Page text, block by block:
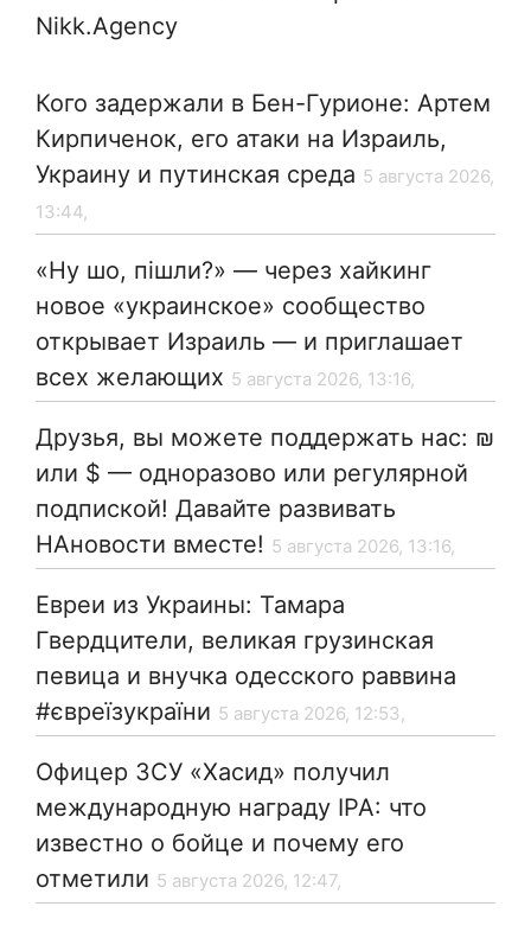
Nikk.Agency
Кого задержали в Бен-Гурионе: Артем
Кирпиченок, его атаки на Израиль,
Украину и путинская среда 5 августа 2026,
13:44,
«Ну шо, пішли?» — через хайкинг
новое «украинское» сообщество
открывает Израиль — и приглашает
всех желающих 5 августа 2026, 13:16,
Друзья, вы можете поддержать нас: ₪
или $ — одноразово или регулярной
подпиской! Давайте развивать
НАновости вместе! 5 августа 2026, 13:16,
Евреи из Украины: Тамара
Гвердцители, великая грузинская
певица и внучка одесского раввина
#євреїзукраїни 5 августа 2026, 12:53,
Офицер ЗСУ «Хасид» получил
международную награду IPA: что
известно о бойце и почему его
отметили 5 августа 2026, 12:47,